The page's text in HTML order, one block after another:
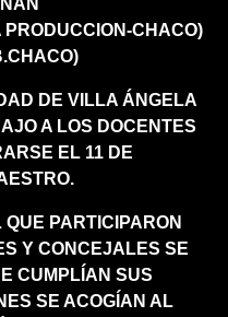
CHACO)
DE VILLA ÁNGELA
A LOS DOCENTES
EL 11 DE
PARTICIPARON
Y CONCEJALES SE
CUMPLÍAN SUS
SE ACOGÍAN AL